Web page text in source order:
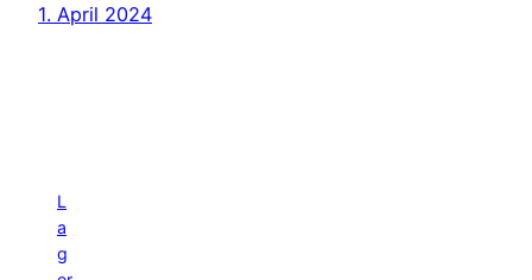
1. April 2024
L
a
g